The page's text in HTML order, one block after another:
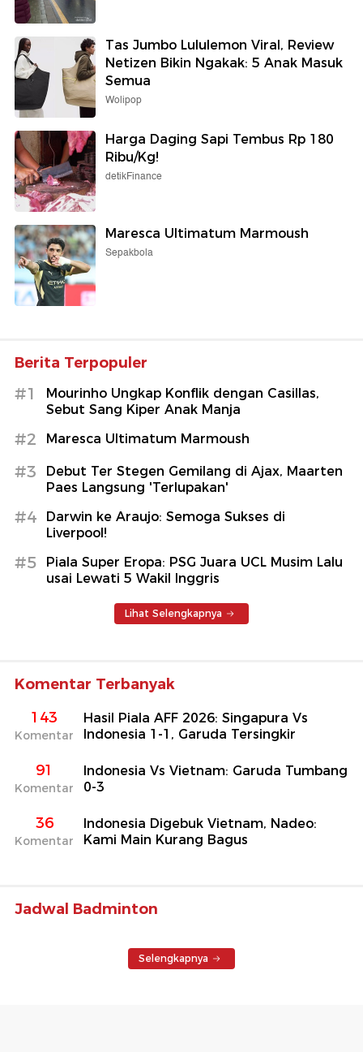
Tas Jumbo Lululemon Viral, Review
Netizen Bikin Ngakak: 5 Anak Masuk
Semua
Wolipop
Harga Daging Sapi Tembus Rp 180
Ribu/Kg!
detikFinance
Maresca Ultimatum Marmoush
Sepakbola
Berita Terpopuler
#1
Mourinho Ungkap Konflik dengan Casillas,
Sebut Sang Kiper Anak Manja
#2 Maresca Ultimatum Marmoush
#3
Debut Ter Stegen Gemilang di Ajax, Maarten
Paes Langsung 'Terlupakan'
#4
Darwin ke Araujo: Semoga Sukses di
Liverpool!
#5
Piala Super Eropa: PSG Juara UCL Musim Lalu
usai Lewati 5 Wakil Inggris
Lihat Selengkapnya
Komentar Terbanyak
143
Komentar
Hasil Piala AFF 2026: Singapura Vs
Indonesia 1-1, Garuda Tersingkir
91
Komentar
Indonesia Vs Vietnam: Garuda Tumbang
0-3
36
Komentar
Indonesia Digebuk Vietnam, Nadeo:
Kami Main Kurang Bagus
Jadwal Badminton
Selengkapnya